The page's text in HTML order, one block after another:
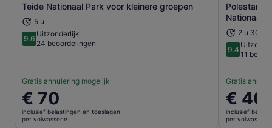
Teide Nationaal Park voor kleinere groepen
5 u
9.69.6 van 10
Uitzonderlijk
24 beoordelingen
Gratis annulering mogelijk
De
prijs
is
€ 70
inclusief belastingen en toeslagen
per volwassene
Opent een nieuwe tab
Polestar
Nationaal
2 u 30
9.49.4 van 10
11
Gratis
De
prijs
is
€ 40
inclusief
per volwassene